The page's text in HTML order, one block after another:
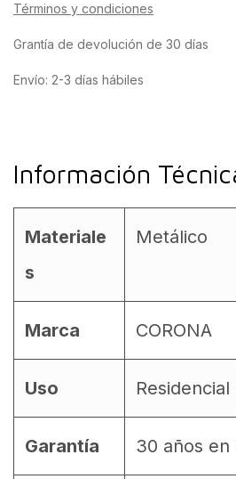
Términos y condiciones
Grantía de devolución de 30 días
Envío: 2-3 días hábiles
Información
Materiale
s
Metálico
Marca CORONA
Uso Residencial
Garantía 30 años